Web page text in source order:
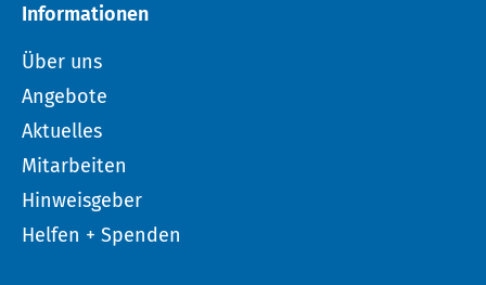
Informationen
Über uns
Angebote
Aktuelles
Mitarbeiten
Hinweisgeber
Helfen + Spenden